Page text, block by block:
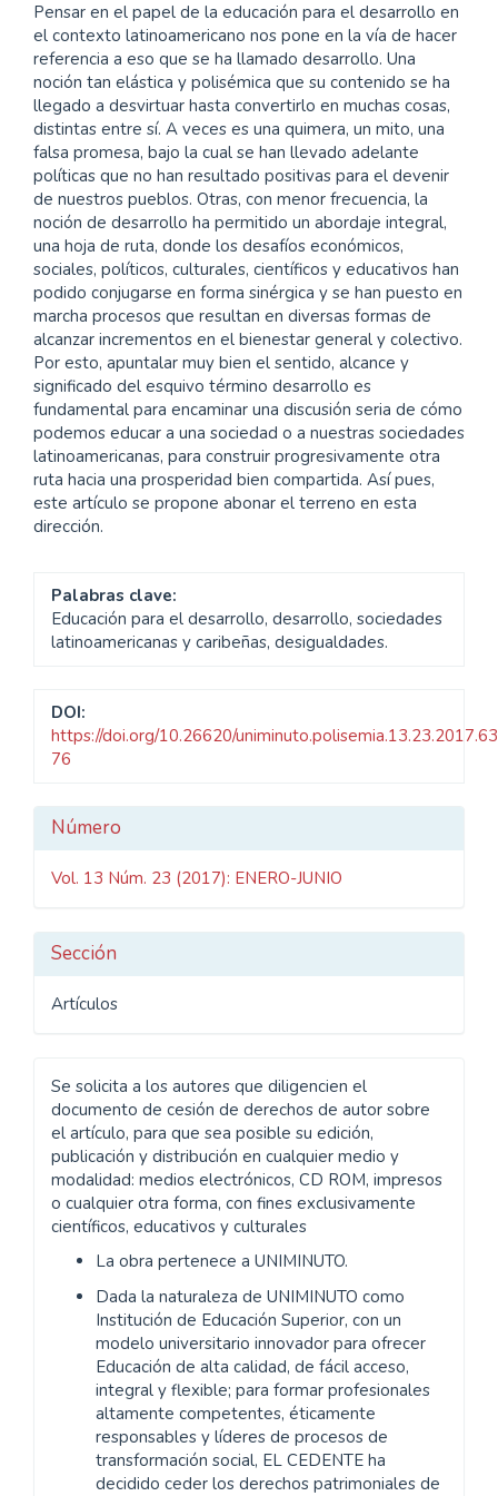
artículo
Pensar en el papel de la educación para el desarrollo en
el contexto latinoamericano nos pone en la vía de hacer
referencia a eso que se ha llamado desarrollo. Una
noción tan elástica y polisémica que su contenido se ha
llegado a desvirtuar hasta convertirlo en muchas cosas,
distintas entre sí. A veces es una quimera, un mito, una
falsa promesa, bajo la cual se han llevado adelante
políticas que no han resultado positivas para el devenir
de nuestros pueblos. Otras, con menor frecuencia, la
noción de desarrollo ha permitido un abordaje integral,
una hoja de ruta, donde los desafíos económicos,
sociales, políticos, culturales, científicos y educativos han
podido conjugarse en forma sinérgica y se han puesto en
marcha procesos que resultan en diversas formas de
alcanzar incrementos en el bienestar general y colectivo.
Por esto, apuntalar muy bien el sentido, alcance y
significado del esquivo término desarrollo es
fundamental para encaminar una discusión seria de cómo
podemos educar a una sociedad o a nuestras sociedades
latinoamericanas, para construir progresivamente otra
ruta hacia una prosperidad bien compartida. Así pues,
este artículo se propone abonar el terreno en esta
dirección.
Palabras clave:
Educación para el desarrollo, desarrollo, sociedades
latinoamericanas y caribeñas, desigualdades.
DOI:
https://doi.org/10.26620/
76
Detalles
del
Número
Vol. 13 Núm. 23 (2017): ENERO-JUNIO
Sección
Artículos
Se solicita a los autores que diligencien el
documento de cesión de derechos de autor sobre
el artículo, para que sea posible su edición,
publicación y distribución en cualquier medio y
modalidad: medios electrónicos, CD ROM, impresos
o cualquier otra forma, con fines exclusivamente
científicos, educativos y culturales
La obra pertenece a UNIMINUTO.
Dada la naturaleza de UNIMINUTO como
Institución de Educación Superior, con un
modelo universitario innovador para ofrecer
Educación de alta calidad, de fácil acceso,
integral y flexible; para formar profesionales
altamente competentes, éticamente
responsables y líderes de procesos de
transformación social, EL CEDENTE ha
decidido ceder los derechos patrimoniales de